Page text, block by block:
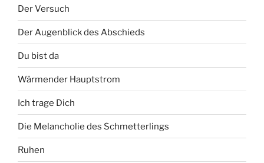
Der Versuch
Der Augenblick des Abschieds
Du bist da
Wärmender Hauptstrom
Ich trage Dich
Die Melancholie des Schmetterlings
Ruhen